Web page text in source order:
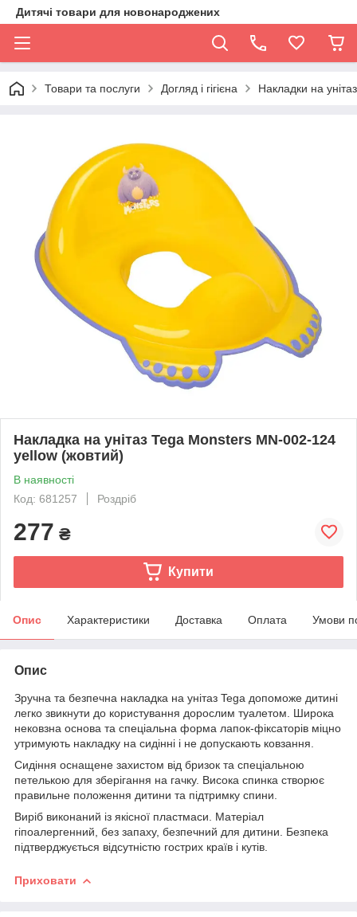
Дитячі товари для новонароджених
Товари та послуги Догляд і гігієна Накладки на унітаз
Накладка на унітаз Tega Monsters MN-002-124
yellow (жовтий)
В наявності
Код: 681257
Роздріб
277 ₴
Купити
Опис Характеристики Доставка Оплата Умови
Опис
Зручна та безпечна накладка на унітаз Tega допоможе дитині
легко звикнути до користування дорослим туалетом. Широка
нековзна основа та спеціальна форма лапок-фіксаторів міцно
утримують накладку на сидінні і не допускають ковзання.
Сидіння оснащене захистом від бризок та спеціальною
петелькою для зберігання на гачку. Висока спинка створює
правильне положення дитини та підтримку спини.
Виріб виконаний із якісної пластмаси. Матеріал
гіпоалергенний, без запаху, безпечний для дитини. Безпека
підтверджується відсутністю гострих країв і кутів.
Приховати